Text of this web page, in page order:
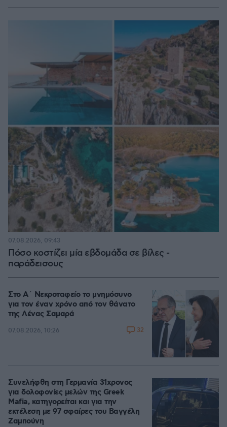
Πόσο κοστίζει μία εβδομάδα σε βίλες -
παράδεισους
07.08.2026, 09:43
Στο Α΄ Νεκροταφείο το μνημόσυνο
για τον έναν χρόνο από τον θάνατο
της Λένας Σαμαρά
07.08.2026, 10:26 32
Συνελήφθη στη Γερμανία 31χρονος
για δολοφονίες μελών της Greek
Mafia, κατηγορείται και για την
εκτέλεση με 97 σφαίρες του Βαγγέλη
Ζαμπούνη